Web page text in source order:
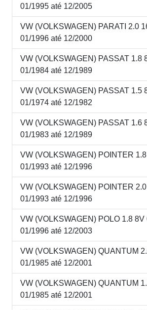
01/1995 até 12/2005
VW (VOLKSWAGEN) PARATI 2.0
01/1996 até 12/2000
VW (VOLKSWAGEN) PASSAT 1.8
01/1984 até 12/1989
VW (VOLKSWAGEN) PASSAT 1.5
01/1974 até 12/1982
VW (VOLKSWAGEN) PASSAT 1.6
01/1983 até 12/1989
VW (VOLKSWAGEN) POINTER
01/1993 até 12/1996
VW (VOLKSWAGEN) POINTER
01/1993 até 12/1996
VW (VOLKSWAGEN) POLO 1.8 8V
01/1996 até 12/2003
VW (VOLKSWAGEN) QUANTUM
01/1985 até 12/2001
VW (VOLKSWAGEN) QUANTUM
01/1985 até 12/2001